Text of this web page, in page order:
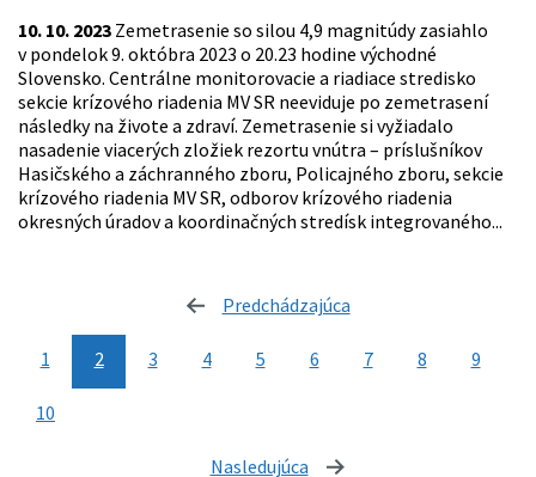
10. 10. 2023 Zemetrasenie so silou 4,9 magnitúdy zasiahlo
v pondelok 9. októbra 2023 o 20.23 hodine východné
Slovensko. Centrálne monitorovacie a riadiace stredisko
sekcie krízového riadenia MV SR neeviduje po zemetrasení
následky na živote a zdraví. Zemetrasenie si vyžiadalo
nasadenie viacerých zložiek rezortu vnútra – príslušníkov
Hasičského a záchranného zboru, Policajného zboru, sekcie
krízového riadenia MV SR, odborov krízového riadenia
okresných úradov a koordinačných stredísk integrovaného...
Predchádzajúca
1 2 3 4 5 6 7 8 9
10
Nasledujúca stránka